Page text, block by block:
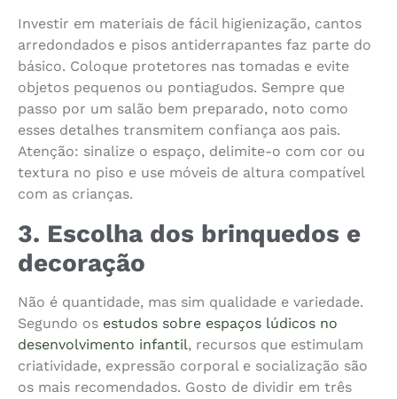
Investir em materiais de fácil higienização, cantos
arredondados e pisos antiderrapantes faz parte do
básico. Coloque protetores nas tomadas e evite
objetos pequenos ou pontiagudos. Sempre que
passo por um salão bem preparado, noto como
esses detalhes transmitem confiança aos pais.
Atenção: sinalize o espaço, delimite-o com cor ou
textura no piso e use móveis de altura compatível
com as crianças.
3. Escolha dos brinquedos e
decoração
Não é quantidade, mas sim qualidade e variedade.
Segundo os estudos sobre espaços lúdicos no
desenvolvimento infantil, recursos que estimulam
criatividade, expressão corporal e socialização são
os mais recomendados. Gosto de dividir em três